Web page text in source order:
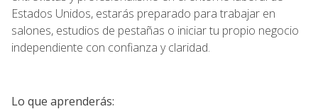
Estados Unidos, estarás preparado para trabajar en
salones, estudios de pestañas o iniciar tu propio negocio
independiente con confianza y claridad.
Lo que aprenderás: